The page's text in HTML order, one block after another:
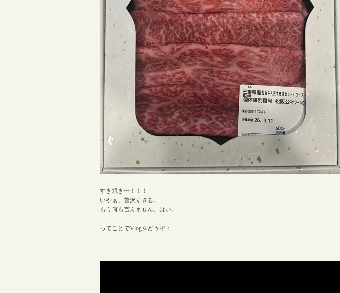
すき焼き〜！！！
いやぁ、贅沢すぎる。
もう何も言えません、はい。
ってことでVlogをどうぞ：